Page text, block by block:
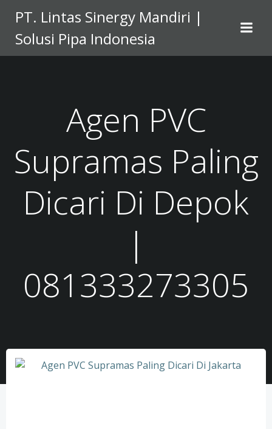
to
content
PT. Lintas Sinergy Mandiri |
Solusi Pipa Indonesia
Agen PVC
Supramas Paling
Dicari Di Depok
|
081333273305